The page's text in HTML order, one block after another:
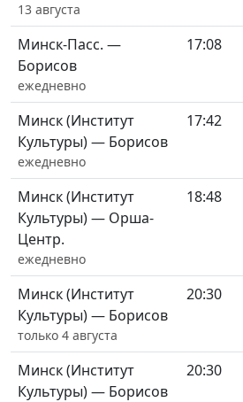
13 августа
Минск-Пасс. —
Борисов
ежедневно
17:08
Минск (Институт
Культуры) — Борисов
ежедневно
17:42
Минск (Институт
Культуры) — Орша-
Центр.
ежедневно
18:48
Минск (Институт
Культуры) — Борисов
только 4 августа
20:30
Минск (Институт
Культуры) — Борисов
20:30